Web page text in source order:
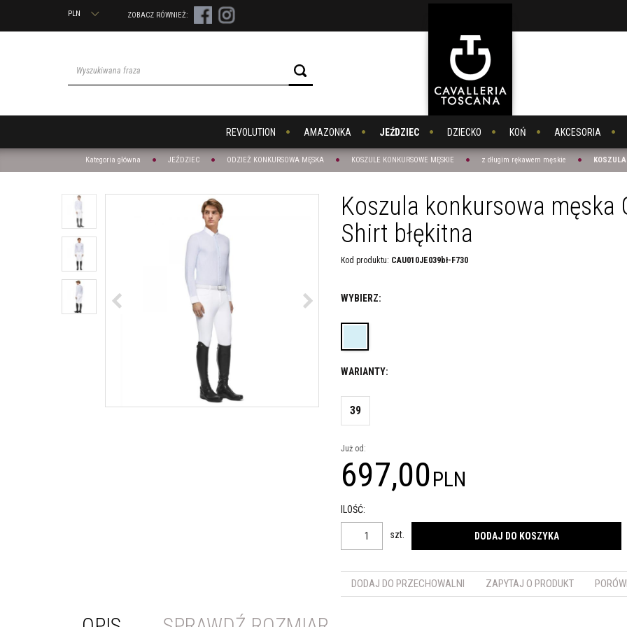
PLN ZOBACZ RÓWNIEŻ:
REVOLUTION AMAZONKA JEŹDZIEC DZIECKO KOŃ AKCESORIA
Kategoria główna JEŹDZIEC ODZIEŻ KONKURSOWA MĘSKA KOSZULE KONKURSOWE MĘSKIE z długim rękawem męskie
Koszula konkursowa
Shirt błękitna
Kod produktu: CAU010JE039bł-F730
WYBIERZ:
WARIANTY:
39
Już od:
697,00PLN
ILOŚĆ:
szt. DODAJ DO KOSZYKA
DODAJ DO PRZECHOWALNI ZAPYTAJ O PRODUKT